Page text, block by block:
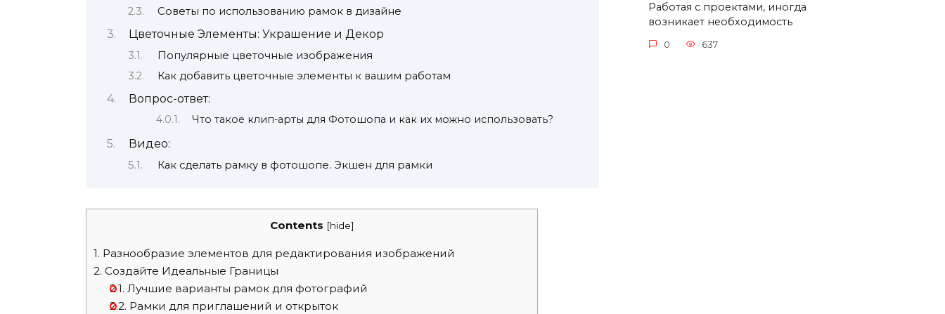
Советы по использованию рамок в дизайне
Цветочные Элементы: Украшение и Декор
Популярные цветочные изображения
Как добавить цветочные элементы к вашим работам
Вопрос-ответ:
Что такое клип-арты для Фотошопа и как их можно использовать?
Видео:
Как сделать рамку в фотошопе. Экшен для рамки
Contents [hide]
1. Разнообразие элементов для редактирования изображений
2. Создайте Идеальные Границы
2.1. Лучшие варианты рамок для фотографий
2.2. Рамки для приглашений и открыток
Работая с проектами, иногда
возникает необходимость
0 637